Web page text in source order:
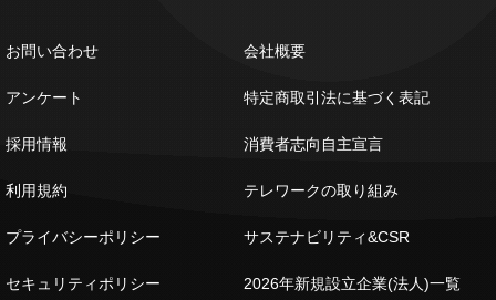
お問い合わせ
アンケート
採用情報
利用規約
プライバシーポリシー
セキュリティポリシー
会社概要
特定商取引法に基づく表記
消費者志向自主宣言
テレワークの取り組み
サステナビリティ&CSR
2026年新規設立企業(法人)一覧